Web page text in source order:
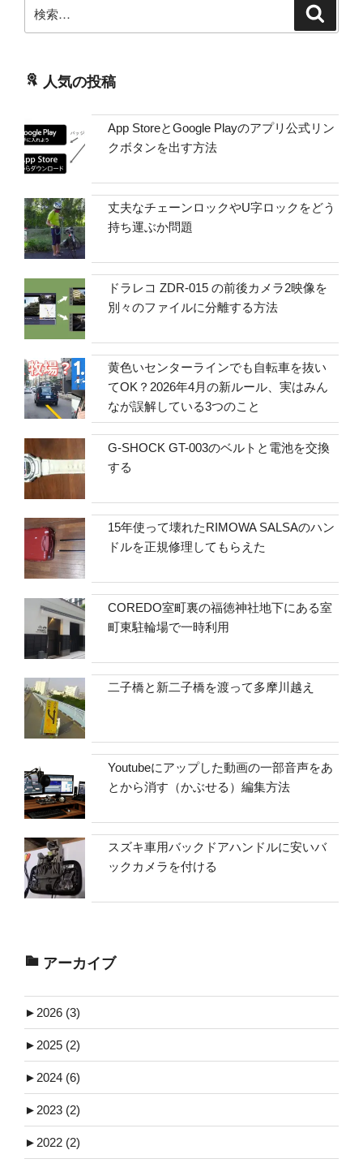
索:
人気の投稿
App StoreとGoogle Playのアプリ公式リン
クボタンを出す方法
丈夫なチェーンロックやU字ロックをどう
持ち運ぶか問題
ドラレコ ZDR-015 の前後カメラ2映像を
別々のファイルに分離する方法
黄色いセンターラインでも自転車を抜い
てOK？2026年4月の新ルール、実はみん
なが誤解している3つのこと
G-SHOCK GT-003のベルトと電池を交換
する
15年使って壊れたRIMOWA SALSAのハン
ドルを正規修理してもらえた
COREDO室町裏の福徳神社地下にある室
町東駐輪場で一時利用
二子橋と新二子橋を渡って多摩川越え
Youtubeにアップした動画の一部音声をあ
とから消す（かぶせる）編集方法
スズキ車用バックドアハンドルに安いバ
ックカメラを付ける
アーカイブ
► 2026 (3)
► 2025 (2)
► 2024 (6)
► 2023 (2)
► 2022 (2)